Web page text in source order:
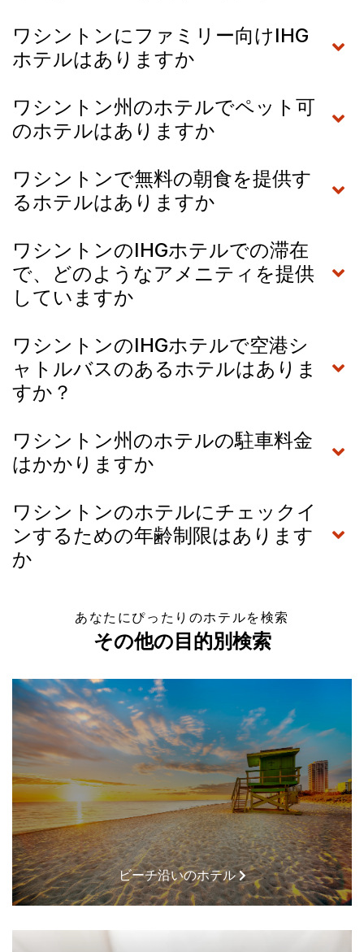
ワシントンにファミリー向けIHG
ホテルはありますか
ワシントン州のホテルでペット可
のホテルはありますか
ワシントンで無料の朝食を提供す
るホテルはありますか
ワシントンのIHGホテルでの滞在
で、どのようなアメニティを提供
していますか
ワシントンのIHGホテルで空港シ
ャトルバスのあるホテルはありま
すか？
ワシントン州のホテルの駐車料金
はかかりますか
ワシントンのホテルにチェックイ
ンするための年齢制限はあります
か
あなたにぴったりのホテルを検索
その他の目的別検索
ビーチ沿いのホテル